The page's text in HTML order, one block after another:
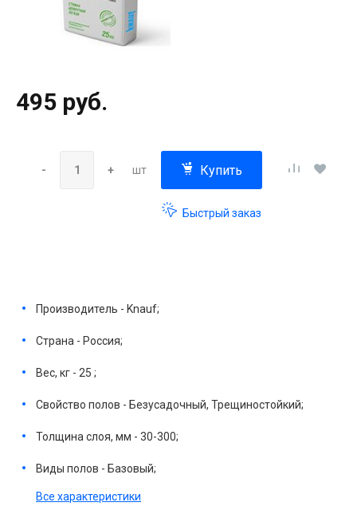
495 руб.
- + шт Купить
Быстрый заказ
Производитель - Knauf;
Страна - Россия;
Вес, кг - 25 ;
Свойство полов - Безусадочный, Трещиностойкий;
Толщина слоя, мм - 30-300;
Виды полов - Базовый;
Все характеристики